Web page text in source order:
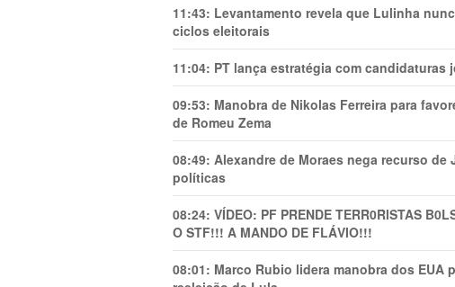
11:43: Levantamento revela que Lulinha
ciclos eleitorais
11:04: PT lança estratégia com candidaturas
09:53: Manobra de Nikolas Ferreira para
de Romeu Zema
08:49: Alexandre de Moraes nega recurso
políticas
08:24: VÍDEO: PF PRENDE TERR0RlSTAS
O STF!!! A MANDO DE FLÁVIO!!!
08:01: Marco Rubio lidera manobra dos